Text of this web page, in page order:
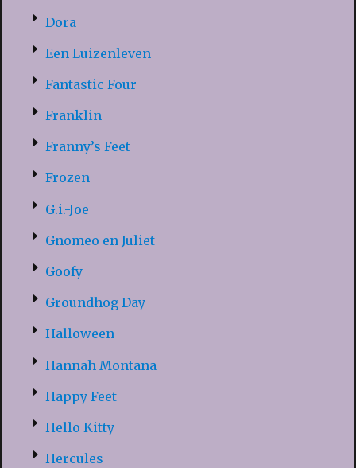
Dora
Een Luizenleven
Fantastic Four
Franklin
Franny’s Feet
Frozen
G.i.-Joe
Gnomeo en Juliet
Goofy
Groundhog Day
Halloween
Hannah Montana
Happy Feet
Hello Kitty
Hercules